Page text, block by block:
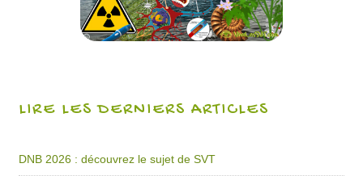
LIRE LES DERNIERS ARTICLES
DNB 2026 : découvrez le sujet de SVT